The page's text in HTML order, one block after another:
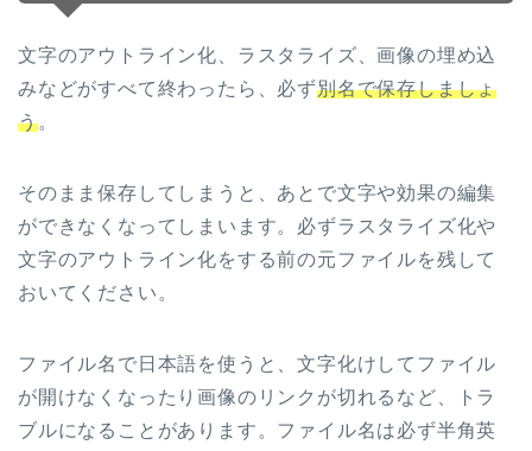
文字のアウトライン化、ラスタライズ、画像の埋め込
みなどがすべて終わったら、必ず別名で保存しましょ
う。
そのまま保存してしまうと、あとで文字や効果の編集
ができなくなってしまいます。必ずラスタライズ化や
文字のアウトライン化をする前の元ファイルを残して
おいてください。
ファイル名で日本語を使うと、文字化けしてファイル
が開けなくなったり画像のリンクが切れるなど、トラ
ブルになることがあります。ファイル名は必ず半角英